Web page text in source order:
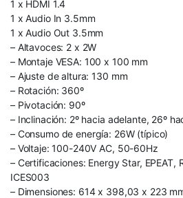
1 x HDMI 1.4
1 x Audio In 3.5mm
1 x Audio Out 3.5mm
– Altavoces: 2 x 2W
– Montaje VESA: 100 x 100 mm
– Ajuste de altura: 130 mm
– Rotación: 360º
– Pivotación: 90º
– Inclinación: 2º hacia adelante, 26º
– Consumo de energía: 26W (típico)
– Voltaje: 100-240V AC, 50-60Hz
– Certificaciones: Energy Star, EPEAT,
ICES003
– Dimensiones: 614 x 398,03 x 223